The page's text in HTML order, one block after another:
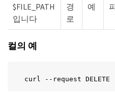
$FILE_PATH
입니다
경
로
예
컬의 예
curl --request